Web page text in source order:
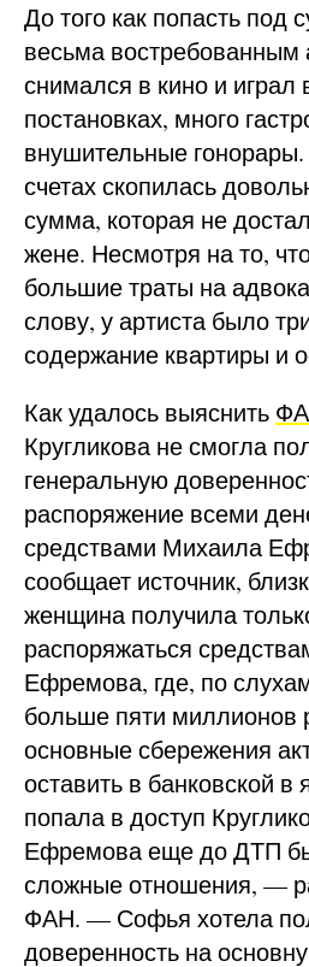
До того как попасть
весьма востребованным
снимался в кино и играл
постановках, много
внушительные
счетах скопилась
сумма, которая не
жене. Несмотря на то,
большие траты на
слову, у артиста было
содержание квартиры и
Как удалось выяснить
Кругликова не смогла
генеральную
распоряжение всеми
средствами Михаила
сообщает источник,
женщина получила
распоряжаться
Ефремова, где, по
больше пяти миллионов
основные сбережения
оставить в банковской в
попала в доступ
Ефремова еще до ДТП
сложные отношения, —
ФАН. — Софья хотела
доверенность на